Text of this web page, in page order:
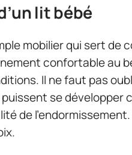
lit bébé
mobilier qui sert de
confortable au
Il ne faut pas
se développer
de